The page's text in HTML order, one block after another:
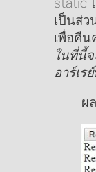
เป็นส่ว
เพื่อคืน
ในที่นี้
อาร์เร
ผ